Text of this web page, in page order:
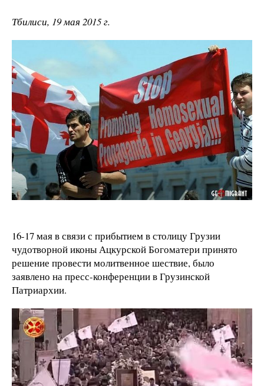
Тбилиси, 19 мая 2015 г.
16-17 мая в связи с прибытием в столицу Грузии
чудотворной иконы Ацкурской Богоматери принято
решение провести молитвенное шествие, было
заявлено на пресс-конференции в Грузинской
Патриархии.